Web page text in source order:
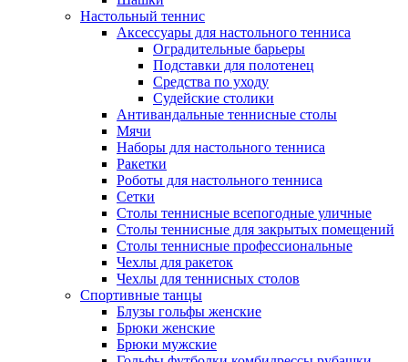
Настольный теннис
Аксессуары для настольного тенниса
Оградительные барьеры
Подставки для полотенец
Средства по уходу
Судейские столики
Антивандальные теннисные столы
Мячи
Наборы для настольного тенниса
Ракетки
Роботы для настольного тенниса
Сетки
Столы теннисные всепогодные уличные
Столы теннисные для закрытых помещений
Столы теннисные профессиональные
Чехлы для ракеток
Чехлы для теннисных столов
Спортивные танцы
Блузы гольфы женские
Брюки женские
Брюки мужские